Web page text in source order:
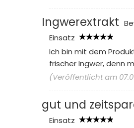
Ingwerextrakt
Einsatz
Ich bin mit dem
frischer Ingwer, denn
(Veröffentlicht am
gut und
Einsatz